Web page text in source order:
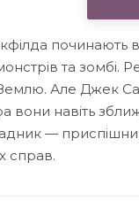
починають
та зомбі.
Але Джек
вони навіть
—
справ.